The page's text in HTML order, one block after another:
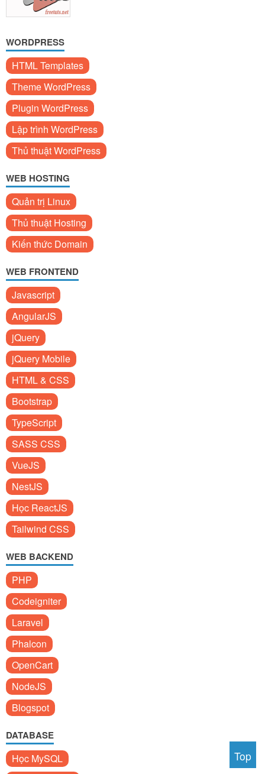
WORDPRESS
HTML Templates
Theme WordPress
Plugin WordPress
Lập trình WordPress
Thủ thuật WordPress
WEB HOSTING
Quản trị Linux
Thủ thuật Hosting
Kiến thức Domain
WEB FRONTEND
Javascript
AngularJS
jQuery
jQuery Mobile
HTML & CSS
Bootstrap
TypeScript
SASS CSS
VueJS
NestJS
Học ReactJS
Tailwind CSS
WEB BACKEND
PHP
Codeigniter
Laravel
Phalcon
OpenCart
NodeJS
Blogspot
DATABASE
Học MySQL
Top